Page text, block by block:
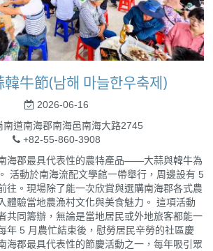
牛節(남해 마늘한우축제)
2026-06-16
南道南海郡南海邑南海大路2745
+82-55-860-3908
海郡最具代表性的農特產品——大蒜與韓牛為
活動於南海流配文學館一帶舉行，周邊設有 5
往。現場除了能一次欣賞與選購南海郡各式農
體驗當地農漁村文化與美食魅力。 這項活動
共同籌辦，無論是當地居民或外地旅客都能一
年 5 月農忙結束後，慰勞居民辛勞的社區慶
海郡最具代表性的節慶活動之一，每年吸引眾